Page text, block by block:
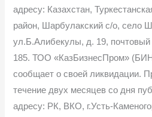
адресу: Казахстан,
район, Шарбулакский с/о, село
ул.Б.Алибекулы, д. 19, почтовый
185. ТОО «КазБизнесПром»
сообщает о своей ликвидации.
течение двух месяцев со дня
адресу: РК, ВКО, г.Усть-